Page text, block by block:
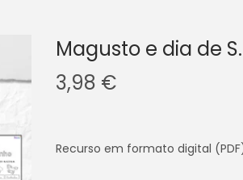
Magusto e dia de
3,98 €
Recurso em formato digital